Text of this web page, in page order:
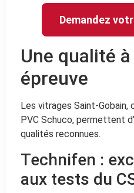
Demandez
Une qualité
épreuve
Les vitrages Saint-Gobain,
PVC Schuco, permettent
qualités reconnues.
Technifen :
aux tests du